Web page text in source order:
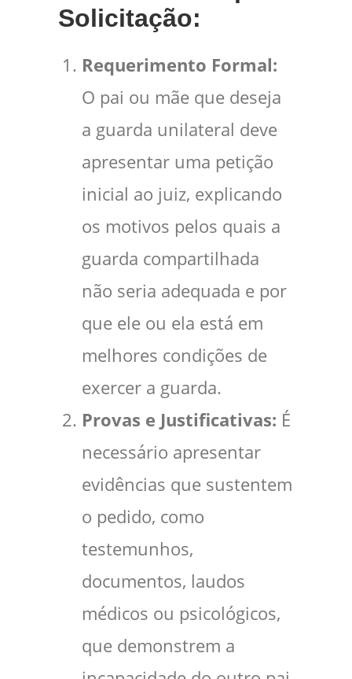
Solicitação:
Requerimento Formal:
O pai ou mãe que deseja
a guarda unilateral deve
apresentar uma petição
inicial ao juiz, explicando
os motivos pelos quais a
guarda compartilhada
não seria adequada e por
que ele ou ela está em
melhores condições de
exercer a guarda.
Provas e Justificativas: É
necessário apresentar
evidências que sustentem
o pedido, como
testemunhos,
documentos, laudos
médicos ou psicológicos,
que demonstrem a